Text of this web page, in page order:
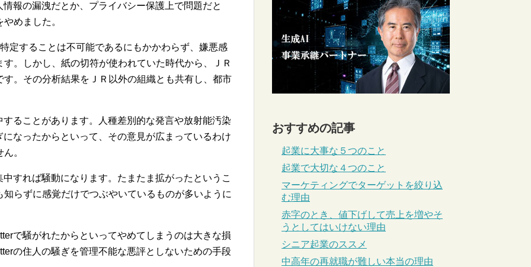
報の漏洩だとか、プライバシー保護上で問題だと
めました。
することは不可能であるにもかかわらず、嫌悪感
。しかし、紙の切符が使われていた時代から、ＪＲ
。その分析結果をＪＲ以外の組織とも共有し、都市
ることがあります。人種差別的な発言や放射能汚染
なったからといって、その意見が広まっているわけ
。
すれば騒動になります。たまたま拡がったというこ
らずに感覚だけでつぶやいているものが多いように
で騒がれたからといってやめてしまうのは大きな損
の住人の騒ぎを管理不能な悪評としないための手段
おすすめの記事
起業に大事な５つのこと
起業で大切な４つのこと
マーケティングでターゲットを絞り込
む理由
赤字のとき、値下げして売上を増やそ
うとしてはいけない理由
シニア起業のススメ
中高年の再就職が難しい本当の理由